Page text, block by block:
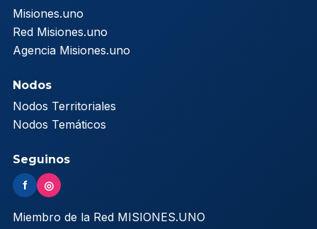
Misiones.uno
Red Misiones.uno
Agencia Misiones.uno
Nodos
Nodos Territoriales
Nodos Temáticos
Seguinos
f ◎
Miembro de la Red MISIONES.UNO